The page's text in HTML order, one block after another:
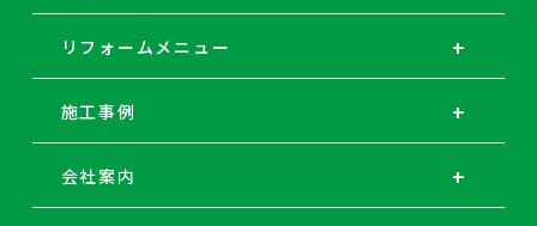
リフォームメニュー
施工事例
会社案内